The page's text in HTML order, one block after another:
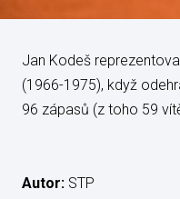
Jan Kodeš
(1966-1975), když
96 zápasů (z toho 59
Autor: STP